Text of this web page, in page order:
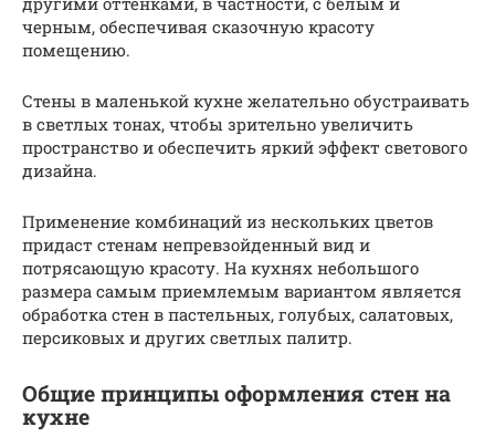
черным, обеспечивая сказочную красоту
помещению.
Стены в маленькой кухне желательно обустраивать
в светлых тонах, чтобы зрительно увеличить
пространство и обеспечить яркий эффект светового
дизайна.
Применение комбинаций из нескольких цветов
придаст стенам непревзойденный вид и
потрясающую красоту. На кухнях небольшого
размера самым приемлемым вариантом является
обработка стен в пастельных, голубых, салатовых,
персиковых и других светлых палитр.
Общие принципы оформления стен на
кухне